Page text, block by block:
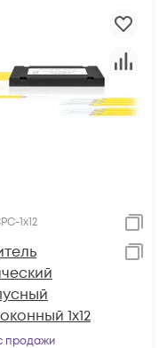
1x12
1х12
продажи